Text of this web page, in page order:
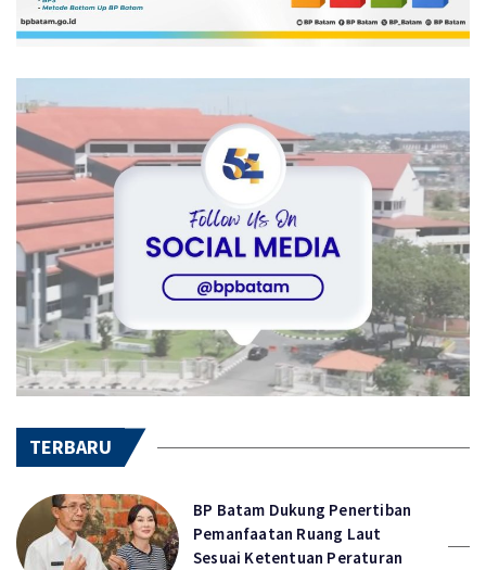
TERBARU
BP Batam Dukung Penertiban
Pemanfaatan Ruang Laut
Sesuai Ketentuan Peraturan